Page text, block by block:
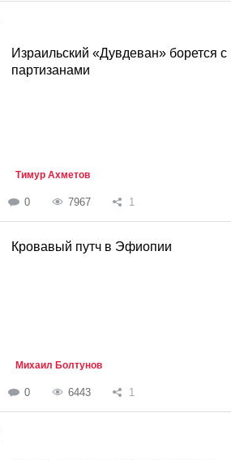
Израильский «Дувдеван» борется с
партизанами
Тимур Ахметов
0 7967 1
Кровавый путч в Эфиопии
Михаил Болтунов
0 6443 1